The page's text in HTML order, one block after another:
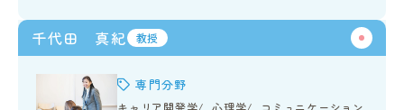
千代田 真紀 教授
専門分野
キャリア開発学 心理学 コミュニケーション